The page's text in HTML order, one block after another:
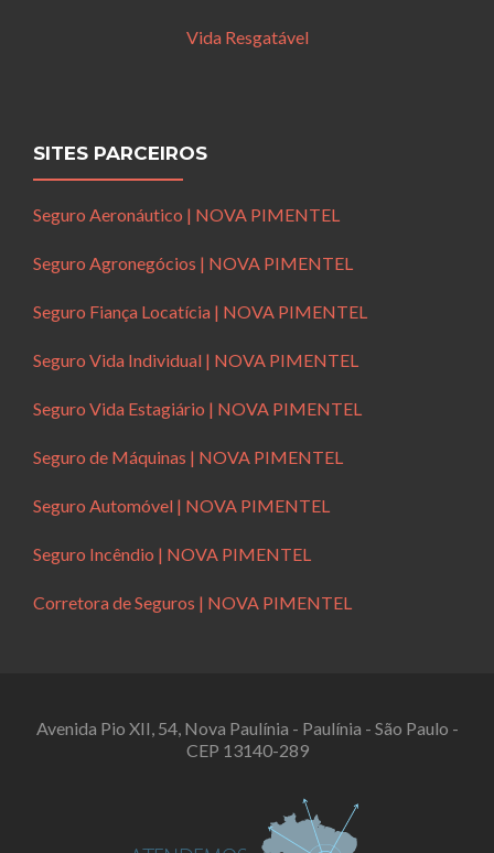
Vida Resgatável
SITES PARCEIROS
Seguro Aeronáutico | NOVA PIMENTEL
Seguro Agronegócios | NOVA PIMENTEL
Seguro Fiança Locatícia | NOVA PIMENTEL
Seguro Vida Individual | NOVA PIMENTEL
Seguro Vida Estagiário | NOVA PIMENTEL
Seguro de Máquinas | NOVA PIMENTEL
Seguro Automóvel | NOVA PIMENTEL
Seguro Incêndio | NOVA PIMENTEL
Corretora de Seguros | NOVA PIMENTEL
Avenida Pio XII, 54, Nova Paulínia - Paulínia - São Paulo -
CEP 13140-289